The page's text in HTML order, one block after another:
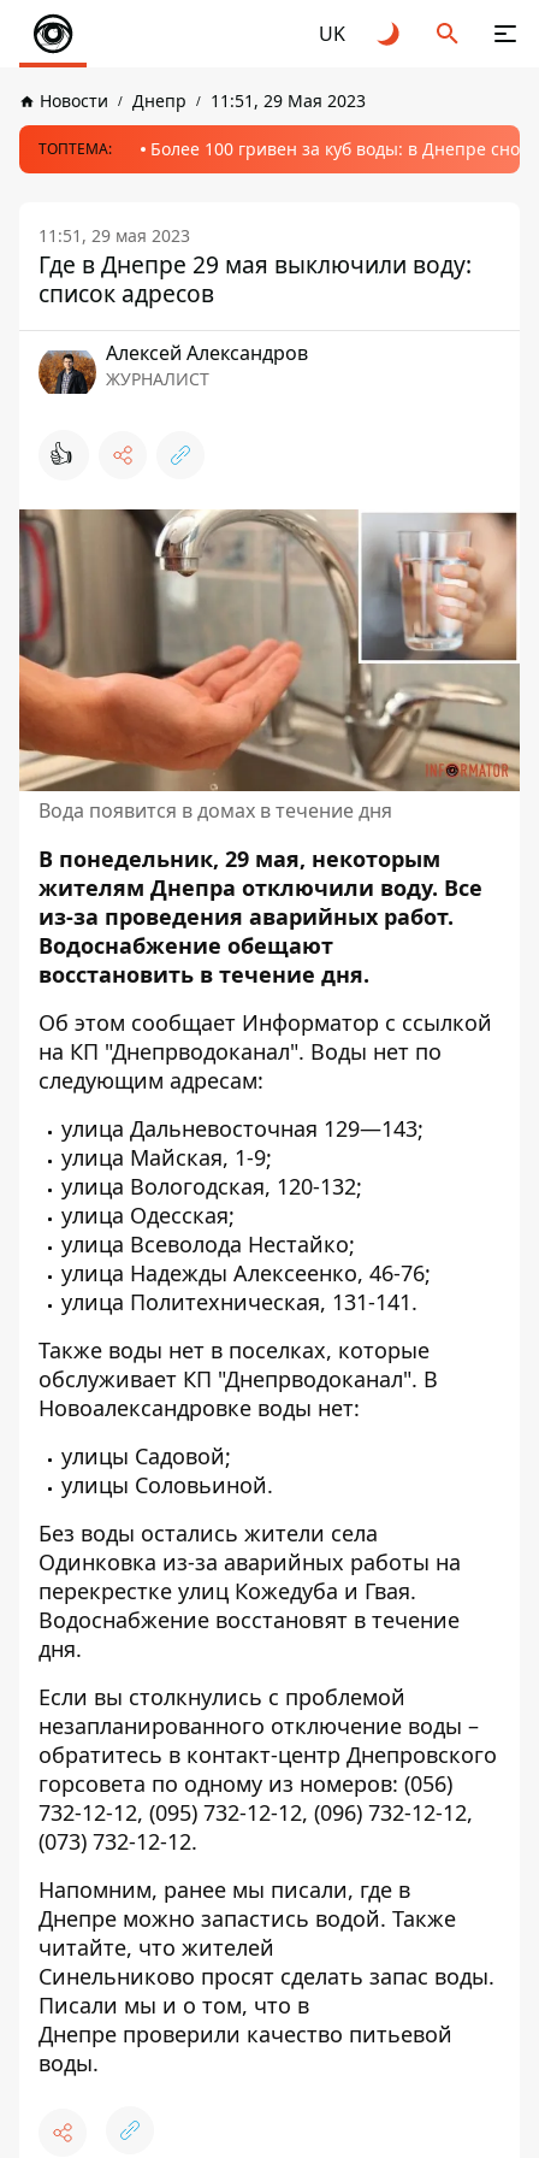
UK
Новости Днепр 11:51, 29 Мая 2023
ТОПТЕМА: Более 100 гривен за куб воды: в Днепре
11:51, 29 мая 2023
Где в Днепре 29 мая выключили воду:
список адресов
Алексей Александров
ЖУРНАЛИСТ
👍
Вода появится в домах в течение дня
В понедельник, 29 мая, некоторым
жителям Днепра отключили воду. Все
из-за проведения аварийных работ.
Водоснабжение обещают
восстановить в течение дня.
Об этом сообщает Информатор с ссылкой
на КП "Днепрводоканал". Воды нет по
следующим адресам:
улица Дальневосточная 129—143;
улица Майская, 1-9;
улица Вологодская, 120-132;
улица Одесская;
улица Всеволода Нестайко;
улица Надежды Алексеенко, 46-76;
улица Политехническая, 131-141.
Также воды нет в поселках, которые
обслуживает КП "Днепрводоканал". В
Новоалександровке воды нет:
улицы Садовой;
улицы Соловьиной.
Без воды остались жители села
Одинковка из-за аварийных работы на
перекрестке улиц Кожедуба и Гвая.
Водоснабжение восстановят в течение
дня.
Если вы столкнулись с проблемой
незапланированного отключение воды –
обратитесь в контакт-центр Днепровского
горсовета по одному из номеров: (056)
732-12-12, (095) 732-12-12, (096) 732-12-12,
(073) 732-12-12.
Напомним, ранее мы писали, где в
Днепре можно запастись водой. Также
читайте, что жителей
Синельниково просят сделать запас воды.
Писали мы и о том, что в
Днепре проверили качество питьевой
воды.